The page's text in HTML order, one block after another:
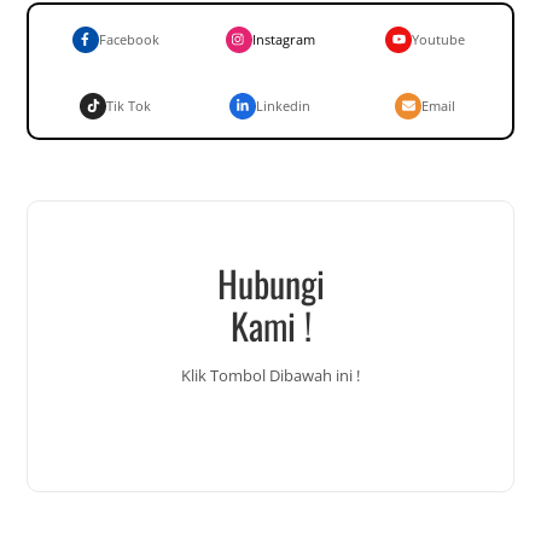
Facebook Instagram Youtube
Tik Tok Linkedin Email
Hubungi
Kami !
Klik Tombol Dibawah ini !